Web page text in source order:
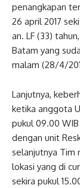
penangkapan
26 april 2017
an. LF (33)
Batam yang
malam (28/4/
Lanjutnya,
ketika anggota
pukul 09.00
dengan unit
selanjutnya Tim
lokasi yang di
sekira pukul